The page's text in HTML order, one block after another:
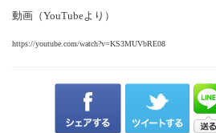
動画（YouTubeより）
https://youtube.com/watch?v=KS3MUVbRE08